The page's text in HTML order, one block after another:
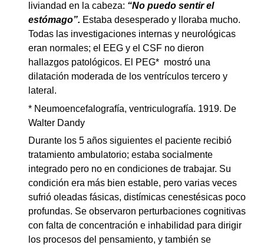
liviandad en la cabeza: “No puedo sentir el
estómago”. Estaba desesperado y lloraba mucho.
Todas las investigaciones internas y neurológicas
eran normales; el EEG y el CSF no dieron
hallazgos patológicos. El PEG* mostró una
dilatación moderada de los ventrículos tercero y
lateral.
* Neumoencefalografía, ventriculografía. 1919. De
Walter Dandy
Durante los 5 años siguientes el paciente recibió
tratamiento ambulatorio; estaba socialmente
integrado pero no en condiciones de trabajar. Su
condición era más bien estable, pero varias veces
sufrió oleadas fásicas, distímicas cenestésicas poco
profundas. Se observaron perturbaciones cognitivas
con falta de concentración e inhabilidad para dirigir
los procesos del pensamiento, y también se